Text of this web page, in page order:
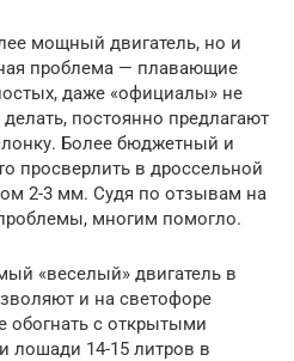
мощный двигатель, но и
проблема — плавающие
даже «официалы» не
постоянно предлагают
Более бюджетный и
просверлить в дроссельной
2-3 мм. Судя по отзывам на
многим помогло.
«веселый» двигатель в
и на светофоре
обогнать с открытыми
лошади 14-15 литров в